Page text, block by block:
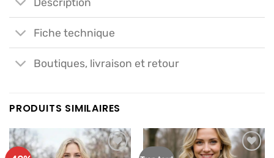
Fiche technique
Boutiques, livraison et retour
PRODUITS SIMILAIRES